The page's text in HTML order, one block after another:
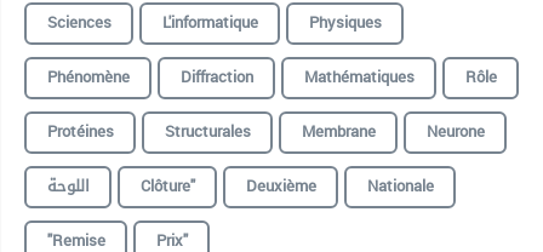
Sciences
L'informatique
Physiques
Phénomène
Diffraction Mathématiques
Rôle
Protéines
Structurales Membrane
Neurone
اللوحة
Clôture" Deuxième
Nationale
"remise
Prix"